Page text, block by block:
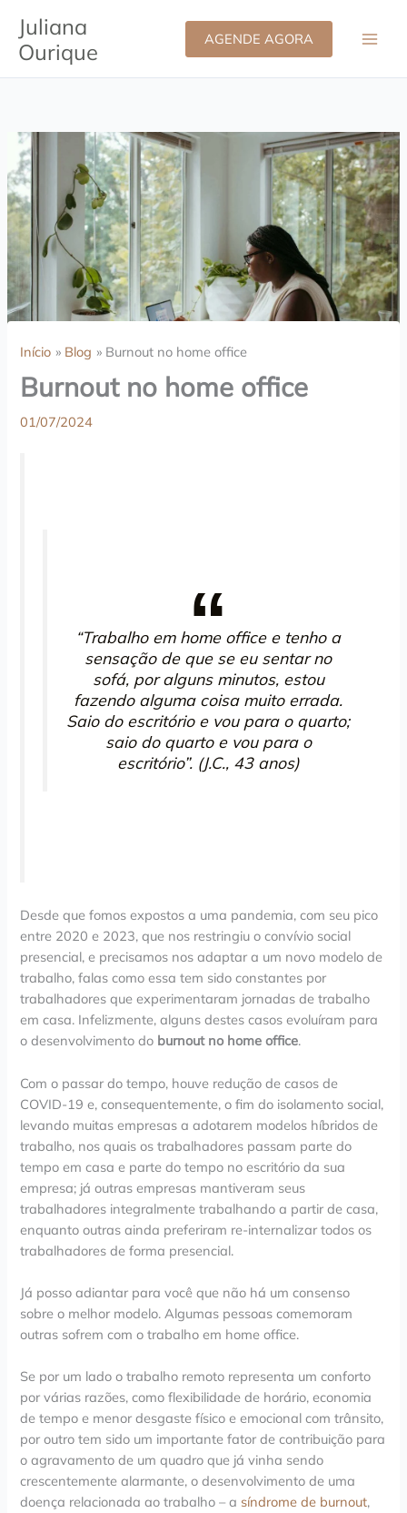
paraJuliana
Ourique
AGENDE AGORA
Início Blog Burnout no home office
Burnout no home office
01/07/2024
“Trabalho em home office e tenho a
sensação de que se eu sentar no
sofá, por alguns minutos, estou
fazendo alguma coisa muito errada.
Saio do escritório e vou para o quarto;
saio do quarto e vou para o
escritório”.(J.C., 43 anos)
Desde que fomos expostos a uma pandemia, com seu pico
entre 2020 e 2023, que nos restringiu o convívio social
presencial, e precisamos nos adaptar a um novo modelo de
trabalho, falas como essa tem sido constantes por
trabalhadores que experimentaram jornadas de trabalho
em casa. Infelizmente, alguns destes casos evoluíram para
o desenvolvimento do burnout no home office.
Com o passar do tempo, houve redução de casos de
COVID-19 e, consequentemente, o fim do isolamento social,
levando muitas empresas a adotarem modelos híbridos de
trabalho, nos quais os trabalhadores passam parte do
tempo em casa e parte do tempo no escritório da sua
empresa; já outras empresas mantiveram seus
trabalhadores integralmente trabalhando a partir de casa,
enquanto outras ainda preferiram re-internalizar todos os
trabalhadores de forma presencial.
Já posso adiantar para você que não há um consenso
sobre o melhor modelo. Algumas pessoas comemoram
outras sofrem com o trabalho em home office.
Se por um lado o trabalho remoto representa um conforto
por várias razões, como flexibilidade de horário, economia
de tempo e menor desgaste físico e emocional com trânsito,
por outro tem sido um importante fator de contribuição para
o agravamento de um quadro que já vinha sendo
crescentemente alarmante, o desenvolvimento de uma
doença relacionada ao trabalho – a síndrome de burnout,